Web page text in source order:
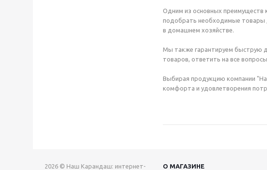
Одним из основных преимуществ
подобрать необходимые товары
в домашнем хозяйстве.
Мы также гарантируем быструю
товаров, ответить на все
Выбирая продукцию компании
комфорта и удовлетворения
2026 © Наш Карандаш: интернет-
О МАГАЗИНЕ